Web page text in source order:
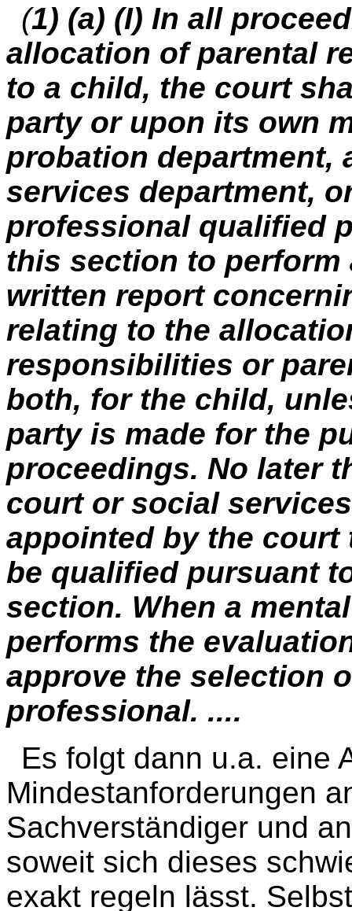
(1) (a) (I) In all
allocation of parental
to a child, the court
party or upon its own
probation
services department,
professional qualified
this section to perform
written report
relating to the
responsibilities or
both, for the child,
party is made for the
proceedings. No later
court or social
appointed by the
be qualified pursuant
section. When a
performs the
approve the selection
professional. ....
Es folgt dann u.a. eine
Mindestanforderungen
Sachverständiger und
soweit sich dieses
exakt regeln lässt.